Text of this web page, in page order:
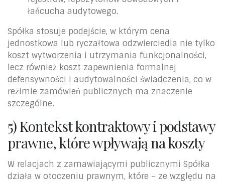
łańcucha audytowego.
Spółka stosuje podejście, w którym cena
jednostkowa lub ryczałtowa odzwierciedla nie tylko
koszt wytworzenia i utrzymania funkcjonalności,
lecz również koszt zapewnienia formalnej
defensywności i audytowalności świadczenia, co w
reżimie zamówień publicznych ma znaczenie
szczególne.
5) Kontekst kontraktowy i podstawy
prawne, które wpływają na koszty
W relacjach z zamawiającymi publicznymi Spółka
działa w otoczeniu prawnym, które – ze względu na